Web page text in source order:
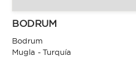
BODRUM
Bodrum
Mugla - Turquía